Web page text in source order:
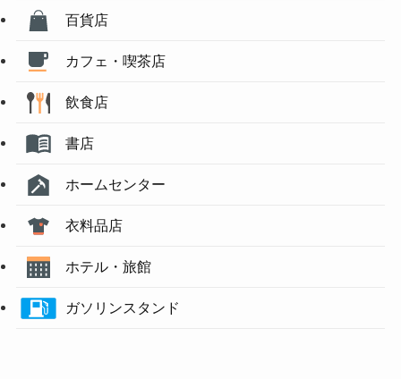
百貨店
カフェ・喫茶店
飲食店
書店
ホームセンター
衣料品店
ホテル・旅館
ガソリンスタンド